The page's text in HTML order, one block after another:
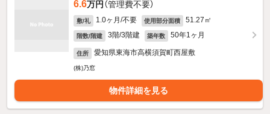
6.6万円 （管理費不要）
敷/礼 1.0ヶ月/不要 使用部分面積 51.27㎡
階数/階建 3階/3階建 築年数 50年1ヶ月
住所 愛知県東海市高横須賀町西屋敷
(株)乃窓
物件詳細を見る